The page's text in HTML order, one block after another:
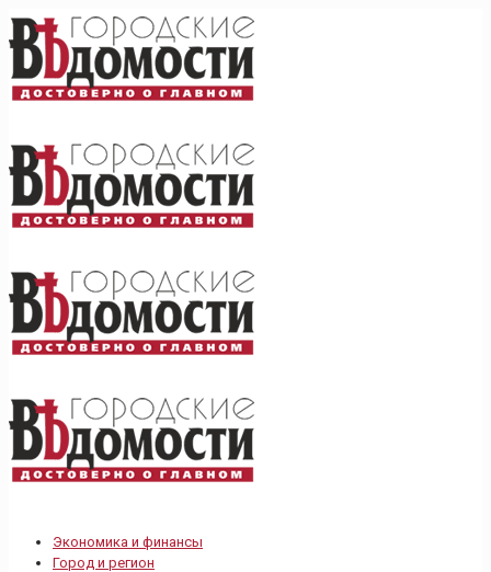
Экономика и финансы
Город и регион